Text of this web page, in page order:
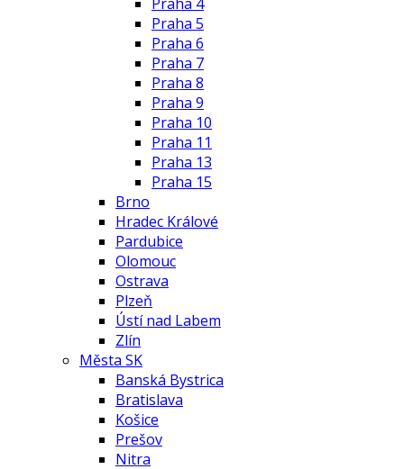
Praha 5
Praha 6
Praha 7
Praha 8
Praha 9
Praha 10
Praha 11
Praha 13
Praha 15
Brno
Hradec Králové
Pardubice
Olomouc
Ostrava
Plzeň
Ústí nad Labem
Zlín
Města SK
Banská Bystrica
Bratislava
Košice
Prešov
Nitra